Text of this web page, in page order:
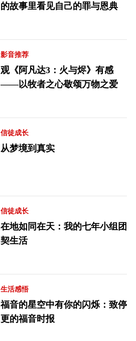
的故事里看见自己的罪与恩典
影音推荐
观《阿凡达3：火与烬》有感
——以牧者之心敬颂万物之爱
信徒成长
从梦境到真实
信徒成长
在地如同在天：我的七年小组团
契生活
生活感悟
福音的星空中有你的闪烁：致停
更的福音时报